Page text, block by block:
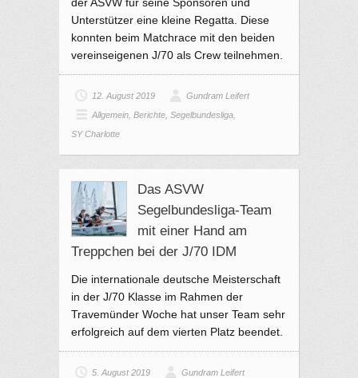
Unterstützer eine kleine Regatta. Diese
konnten beim Matchrace mit den beiden
vereinseigenen J/70 als Crew teilnehmen.
12. August 2019
Gundram Leifert
Allgemein Berichte Segelbundesliga
SY Charlotte
Das ASVW
Segelbundesliga-Team
mit einer Hand am
Treppchen bei der J/70 IDM
Die internationale deutsche Meisterschaft
in der J/70 Klasse im Rahmen der
Travemünder Woche hat unser Team sehr
erfolgreich auf dem vierten Platz beendet.
5. August 2019
Gundram Leifert